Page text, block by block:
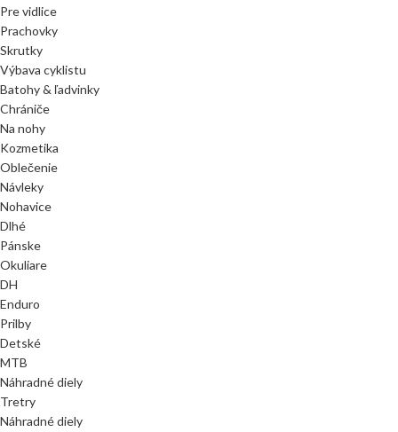
Pre vidlice
Prachovky
Skrutky
Výbava cyklistu
Batohy & ľadvinky
Chrániče
Na nohy
Kozmetika
Oblečenie
Návleky
Nohavice
Dlhé
Pánske
Okuliare
DH
Enduro
Prilby
Detské
MTB
Náhradné diely
Tretry
Náhradné diely